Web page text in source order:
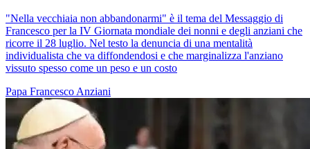
"Nella vecchiaia non abbandonarmi" è il tema del Messaggio di
Francesco per la IV Giornata mondiale dei nonni e degli anziani che
ricorre il 28 luglio. Nel testo la denuncia di una mentalità
individualista che va diffondendosi e che marginalizza l'anziano
vissuto spesso come un peso e un costo
Papa Francesco Anziani